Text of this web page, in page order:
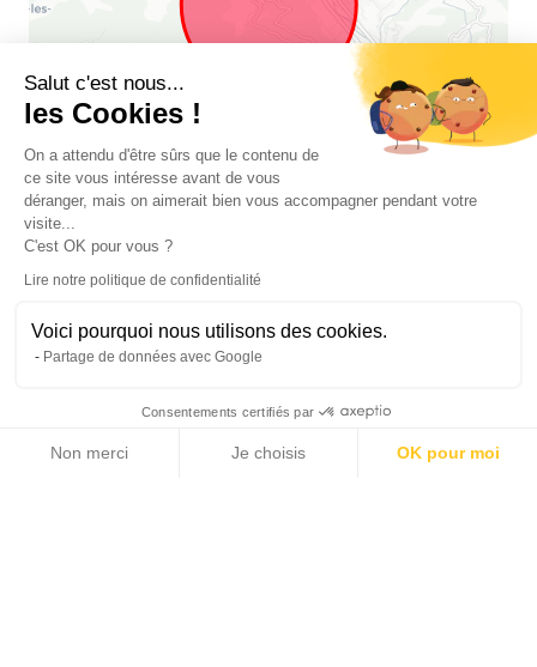
Salut c'est nous...
les Cookies !
On a attendu d'être sûrs que le contenu de
ce site vous intéresse avant de vous
déranger, mais on aimerait bien vous accompagner pendant votre
visite...
C'est OK pour vous ?
Lire notre politique de confidentialité
Voici pourquoi nous utilisons des cookies.
Partage de données avec Google
Consentements certifiés par
Non merci Je choisis
OK pour moi
Leaflet |© Michaël Zingraf Real Estate